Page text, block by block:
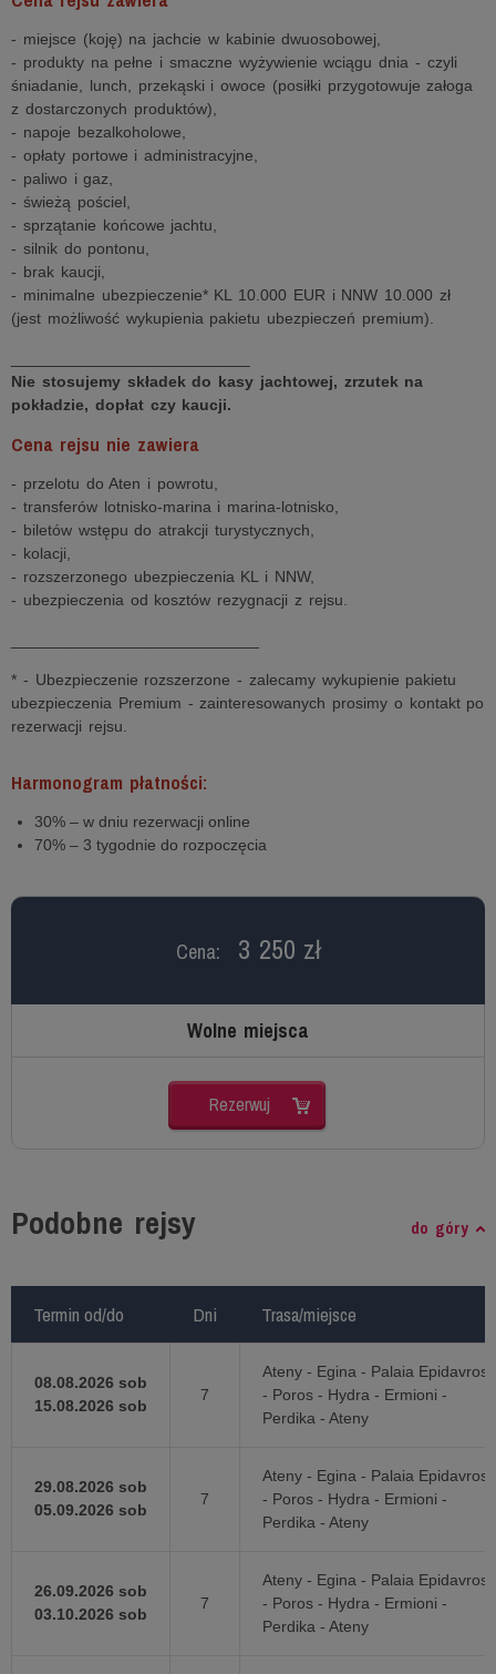
- miejsce (koję) na jachcie w kabinie dwuosobowej,
- produkty na pełne i smaczne wyżywienie wciągu dnia - czyli
śniadanie, lunch, przekąski i owoce (posiłki przygotowuje załoga
z dostarczonych produktów),
- napoje bezalkoholowe,
- opłaty portowe i administracyjne,
- paliwo i gaz,
- świeżą pościel,
- sprzątanie końcowe jachtu,
- silnik do pontonu,
- brak kaucji,
- minimalne ubezpieczenie* KL 10.000 EUR i NNW 10.000 zł
(jest możliwość wykupienia pakietu ubezpieczeń premium).
Nie stosujemy składek do kasy jachtowej, zrzutek na
pokładzie, dopłat czy kaucji.
Cena rejsu nie zawiera
- przelotu do Aten i powrotu,
- transferów lotnisko-marina i marina-lotnisko,
- biletów wstępu do atrakcji turystycznych,
- kolacji,
- rozszerzonego ubezpieczenia KL i NNW,
- ubezpieczenia od kosztów rezygnacji z rejsu.
* - Ubezpieczenie rozszerzone - zalecamy wykupienie pakietu
ubezpieczenia Premium - zainteresowanych prosimy o kontakt po
rezerwacji rejsu.
Harmonogram płatności:
30% – w dniu rezerwacji online
70% – 3 tygodnie do rozpoczęcia
Cena: 3 250 zł
Wolne miejsca
Rezerwuj
Podobne rejsy do góry
Termin od/do Dni Trasa/miejsce
08.08.2026 sob
15.08.2026 sob
7
Ateny - Egina - Palaia Epidavros
- Poros - Hydra - Ermioni -
Perdika - Ateny
29.08.2026 sob
05.09.2026 sob
7
Ateny - Egina - Palaia Epidavros
- Poros - Hydra - Ermioni -
Perdika - Ateny
26.09.2026 sob
03.10.2026 sob
7
Ateny - Egina - Palaia Epidavros
- Poros - Hydra - Ermioni -
Perdika - Ateny
Termin od/do Dni Trasa/miejsce